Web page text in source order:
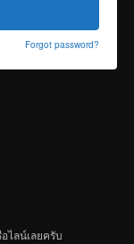
Forgot password?
ไลน์เลยครับ